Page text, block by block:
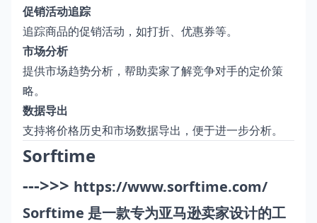
促销活动追踪
追踪商品的促销活动，如打折、优惠券等。
市场分析
提供市场趋势分析，帮助卖家了解竞争对手的定价策
略。
数据导出
支持将价格历史和市场数据导出，便于进一步分析。
Sorftime
--->>> https://www.sorftime.com/
Sorftime 是一款专为亚马逊卖家设计的工